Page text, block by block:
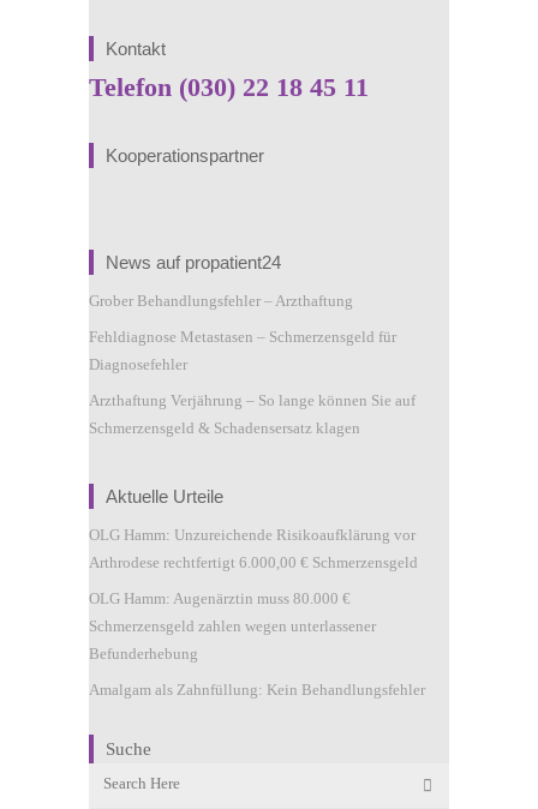
Kontakt
Telefon (030) 22 18 45 11
Kooperationspartner
News auf propatient24
Grober Behandlungsfehler – Arzthaftung
Fehldiagnose Metastasen – Schmerzensgeld für
Diagnosefehler
Arzthaftung Verjährung – So lange können Sie auf
Schmerzensgeld & Schadensersatz klagen
Aktuelle Urteile
OLG Hamm: Unzureichende Risikoaufklärung vor
Arthrodese rechtfertigt 6.000,00 € Schmerzensgeld
OLG Hamm: Augenärztin muss 80.000 €
Schmerzensgeld zahlen wegen unterlassener
Befunderhebung
Amalgam als Zahnfüllung: Kein Behandlungsfehler
Suche